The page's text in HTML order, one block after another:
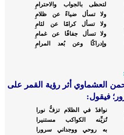
لتحظى بالجواب والاحترامِ
ولا تسأل ضياءً عن ظلامِ
ولا تسأل كرامًا عن لئامِ
ولا تسأل جفافًا عن غمامِ
وإدراكًا وعن بُعد المرامِ
العشماوي أثر رؤية القمر على
فيقول:
نوافذَ في الظلام تزفُّ نورا
تُزيِّنه الكواكب مستنيرا
به روحي ووجداني سرورا